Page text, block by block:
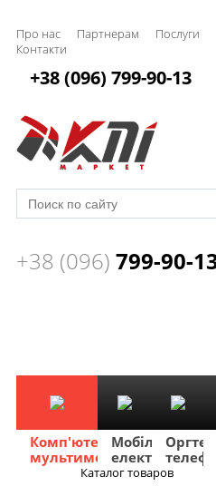
Про нас Партнерам Послуги
Контакти
+38 (096) 799-90-13
+38 (096) 799-90-
Комп'ютери
мультимедіа
Мобільна
електроніка
Каталог товаров